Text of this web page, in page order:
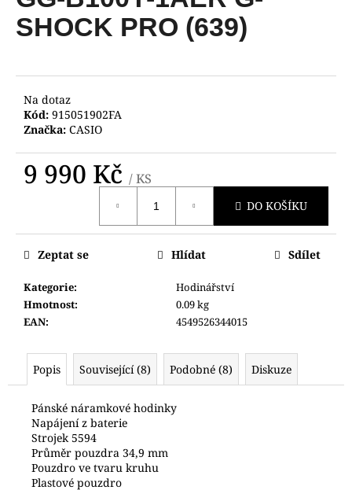
0,0
z
SHOCK PRO (639)
Na dotaz
Kód: 915051902FA
Značka: CASIO
9 990 Kč / KS
DO KOŠÍKU
Kategorie:
Hodinářství
Hmotnost:
0.09 kg
EAN: 4549526344015
Zeptat se Hlídat Sdílet
Popis Související (8) Podobné (8) Diskuze
Pánské náramkové hodinky
Napájení z baterie
Strojek 5594
Průměr pouzdra 34,9 mm
Pouzdro ve tvaru kruhu
Plastové pouzdro
a
j
t
?
HLEDAT
D
p
o
j